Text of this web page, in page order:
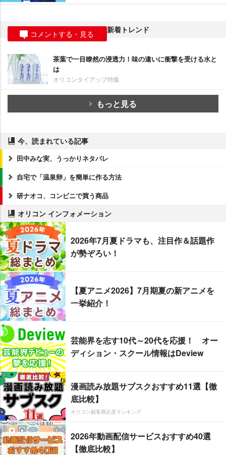
コメントする・見る 新着トレンド
茶葉で一目瞭然の浸透力！味の違いに衝撃を受ける水と
は
オリコンタイアップ特集
もっと見る
今、読まれている記事
田中みな実、うっかりネタバレ
自宅で「温泉卵」を簡単に作る方法
研ナオコ、コンビニで買う商品
オリコン インフォメーション
2026年7月夏ドラマも、注目作＆話題作
が勢ぞろい！
【夏アニメ2026】7月期夏の新アニメを
一挙紹介！
芸能界を志す10代～20代を応援！ オー
ディション・スクール情報はDeview
漫画読み放題サブスクおすすめ11選【徹
底比較】
オリコン顧客満足度ランキング
2026年動画配信サービスおすすめ40選
【徹底比較】